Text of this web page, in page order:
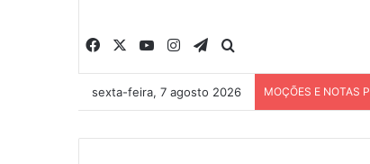
Facebook YouTubeInstagramTelegram
sexta-feira, 7 agosto 2026 MOÇÕES E NOTAS